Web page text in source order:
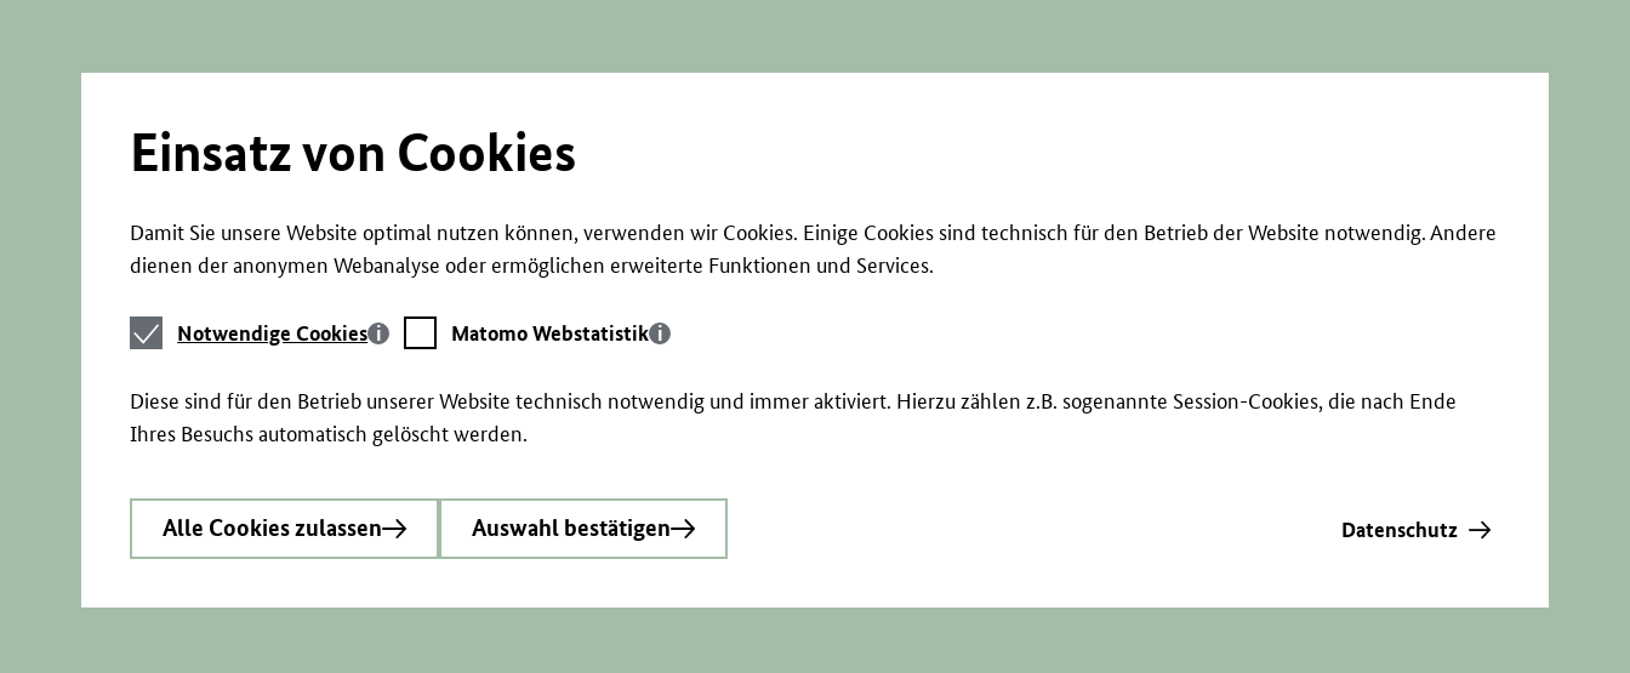
Einsatz von Cookies
Damit Sie unsere Website optimal nutzen können, verwenden wir Cookies. Einige Cookies sind technisch für den Betrieb der Website notwendig. Andere
dienen der anonymen Webanalyse oder ermöglichen erweiterte Funktionen und Services.
Notwendige
Cookies
Notwendige Cookies
Matomo
Webstatistik
Matomo Webstatistik
Diese sind für den Betrieb unserer Website technisch notwendig und immer aktiviert. Hierzu zählen z.B. sogenannte Session-Cookies, die nach Ende
Ihres Besuchs automatisch gelöscht werden.
Alle Cookies zulassen Auswahl bestätigen Datenschutz